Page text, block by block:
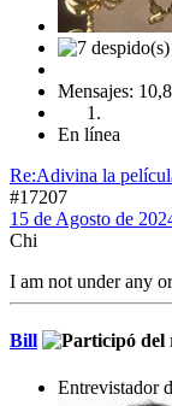
Mensajes:
En línea
Re:Adivina la
#17207
15 de Agosto de
Chi
I am not under any
Bill
Entrevistador